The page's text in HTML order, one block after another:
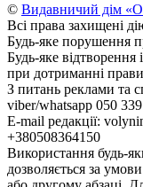
© Видавничий дім
Всі права захищені
Будь-яке порушення
Будь-яке відтворення
при дотриманні
З питань реклами та
viber/whatsapp 050
E-mail редакції:
+380508364150
Використання будь-
дозволяється за